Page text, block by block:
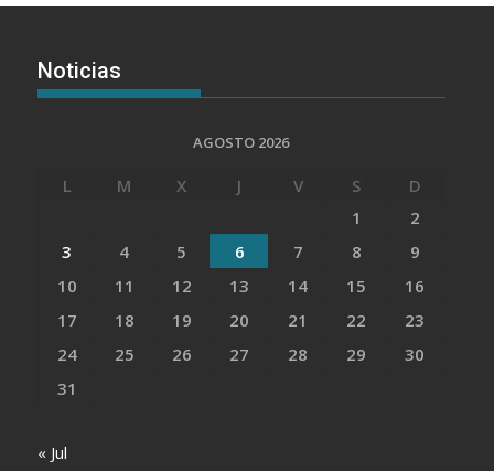
Noticias
AGOSTO 2026
L M X J V S
D
1
2
3
4 5 6 7 8
9
10
11 12 13 14 15
16
17
18 19 20 21 22
23
24
25 26 27 28 29
30
31
« Jul